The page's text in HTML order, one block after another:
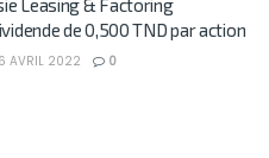
Leasing & Factoring
de 0,500 TND par action
6 AVRIL 2022 0